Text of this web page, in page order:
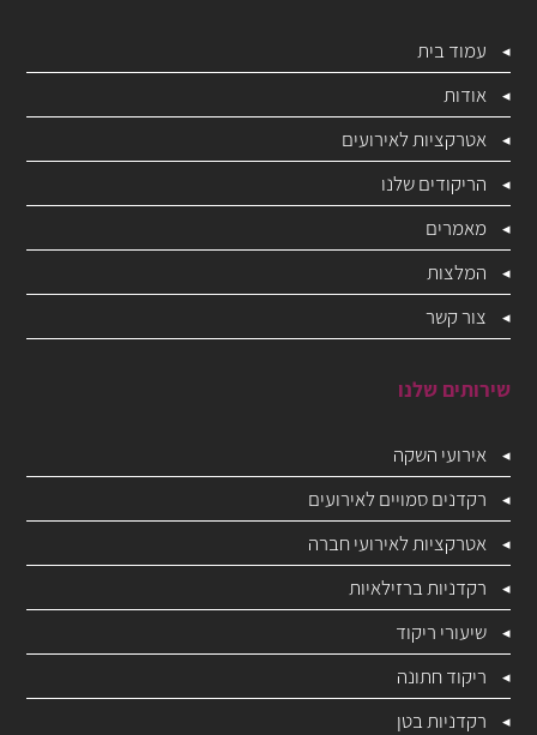
עמוד בית
אודות
אטרקציות לאירועים
הריקודים שלנו
מאמרים
המלצות
צור קשר
שירותים שלנו
אירועי השקה
רקדנים סמויים לאירועים
אטרקציות לאירועי חברה
רקדניות ברזילאיות
שיעורי ריקוד
ריקוד חתונה
רקדניות בטן